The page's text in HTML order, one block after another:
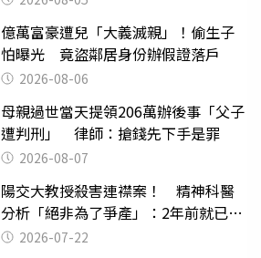
億萬富豪遭兒「大義滅親」！偷生子
怕曝光 竟盜鄰居身份辦假證落戶
2026-08-06
母親過世當天提領206萬辦後事「父子
遭判刑」 律師：搶錢先下手是罪
2026-08-07
陽交大教授殺害連襟案！ 精神科醫
分析「絕非為了爭產」：2年前就已言
行詭異
2026-07-22